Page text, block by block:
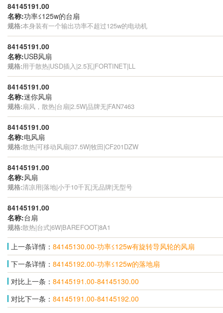
84145191.00
名称:功率≤125w的台扇
规格:本身装有一个输出功率不超过125w的电动机
84145191.00
名称:USB风扇
规格:用于散热|USD插入|2.5瓦|FORTINET|LL
84145191.00
名称:迷你风扇
规格:扇风，散热|台扇|2.5W|品牌无|FAN7463
84145191.00
名称:电风扇
规格:散热|可移动风扇|37.5W|牧田|CF201DZW
84145191.00
名称:风扇
规格:清凉用|落地|小于10千瓦|无品牌|无型号
84145191.00
名称:台扇
规格:散热|台式|6W|BAREFOOT|8A1
上一条详情： 84145130.00-功率≤125w有旋转导风轮的风扇
下一条详情： 84145192.00-功率≤125w的落地扇
对比上一条： 84145191.00-84145130.00
对比下一条： 84145191.00-84145192.00